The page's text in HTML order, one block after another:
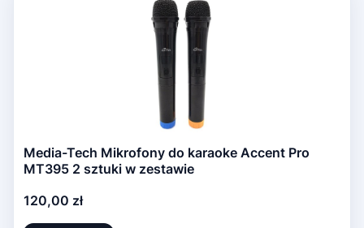
Media-Tech Mikrofony do karaoke Accent Pro
MT395 2 sztuki w zestawie
Cena
120,00 zł